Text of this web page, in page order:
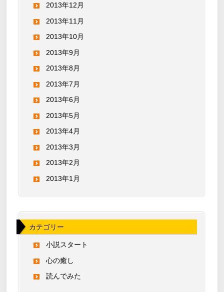
2013年12月
2013年11月
2013年10月
2013年9月
2013年8月
2013年7月
2013年6月
2013年5月
2013年4月
2013年3月
2013年2月
2013年1月
カテゴリー
小説スタート
心の癒し
読んでみた